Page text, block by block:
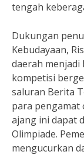
tengah
Dukungan
Kebudayaan,
daerah
kompetisi
saluran Berita
para pengamat
ajang ini dapat
Olimpiade.
mengucurkan